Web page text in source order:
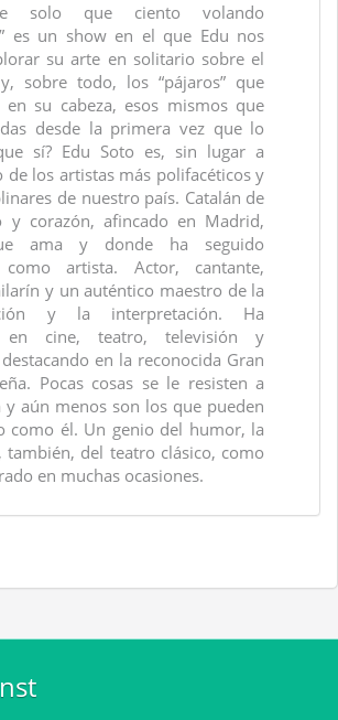
solo que ciento volando
es un show en el que Edu nos
su arte en solitario sobre el
sobre todo, los “pájaros” que
en su cabeza, esos mismos que
desde la primera vez que lo
sí? Edu Soto es, sin lugar a
de los artistas más polifacéticos y
de nuestro país. Catalán de
y corazón, afincado en Madrid,
ama y donde ha seguido
como artista. Actor, cantante,
y un auténtico maestro de la
y la interpretación. Ha
en cine, teatro, televisión y
en la reconocida Gran
Pocas cosas se le resisten a
y aún menos son los que pueden
como él. Un genio del humor, la
también, del teatro clásico, como
en muchas ocasiones.